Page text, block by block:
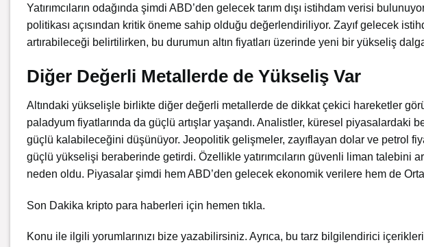
Yatırımcıların odağında şimdi ABD’den gelecek tarım dışı istihdam verisi
politikası açısından kritik öneme sahip olduğu değerlendiriliyor. Zayıf gelecek
artırabileceği belirtilirken, bu durumun altın fiyatları üzerinde yeni bir yükseliş
Diğer Değerli Metallerde de Yükseliş Var
Altındaki yükselişle birlikte diğer değerli metallerde de dikkat çekici hareketler
paladyum fiyatlarında da güçlü artışlar yaşandı. Analistler, küresel
güçlü kalabileceğini düşünüyor. Jeopolitik gelişmeler, zayıflayan dolar ve petrol
güçlü yükselişi beraberinde getirdi. Özellikle yatırımcıların güvenli liman talebini
neden oldu. Piyasalar şimdi hem ABD’den gelecek ekonomik verilere hem de
Son Dakika kripto para haberleri için hemen tıkla.
Konu ile ilgili yorumlarınızı bize yazabilirsiniz. Ayrıca, bu tarz bilgilendirici